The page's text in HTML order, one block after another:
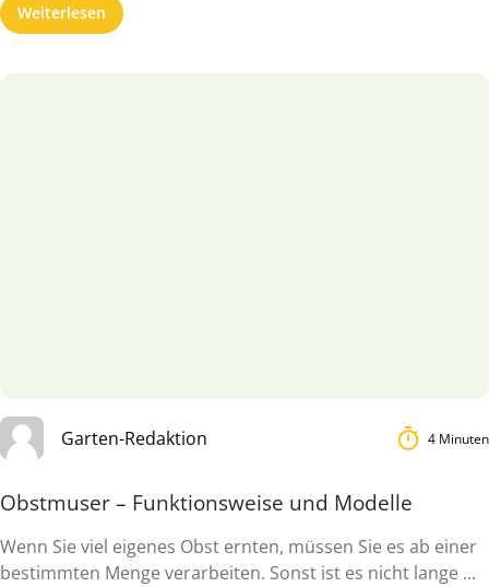
Weiterlesen
Garten-Redaktion 4 Minuten
Obstmuser – Funktionsweise und Modelle
Wenn Sie viel eigenes Obst ernten, müssen Sie es ab einer
bestimmten Menge verarbeiten. Sonst ist es nicht lange ...